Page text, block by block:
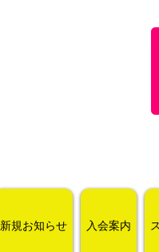
新規お知らせ 入会案内